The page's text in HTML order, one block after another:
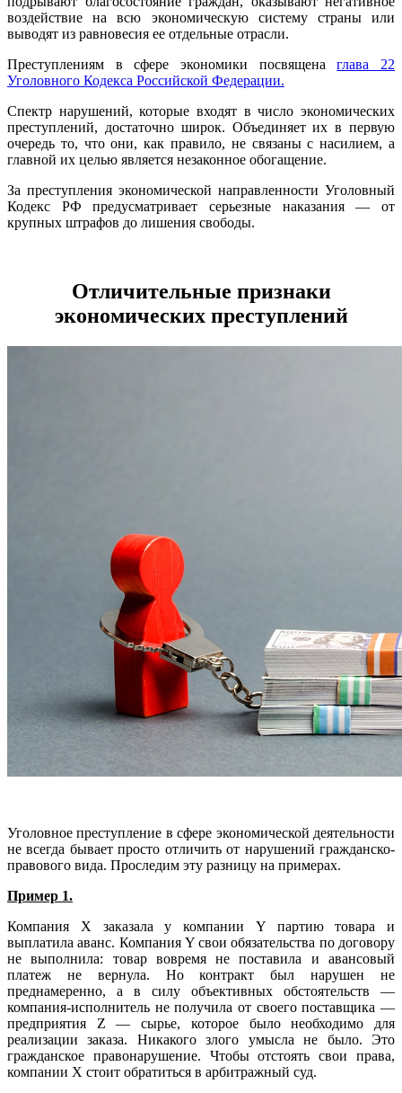
воздействие на всю экономическую систему страны или
выводят из равновесия ее отдельные отрасли.
Преступлениям в сфере экономики посвященаглава 22
Уголовного Кодекса Российской Федерации.
Спектр нарушений, которые входят в число экономических
преступлений, достаточно широк. Объединяет их в первую
очередь то, что они, как правило, не связаны с насилием, а
главной их целью является незаконное обогащение.
За преступления экономической направленности Уголовный
Кодекс РФ предусматривает серьезные наказания — от
крупных штрафов до лишения свободы.
Отличительные признаки
экономических преступлений
Уголовное преступление в сфере экономической деятельности
не всегда бывает просто отличить от нарушений гражданско-
правового вида. Проследим эту разницу на примерах.
Пример 1.
Компания X заказала у компании Y партию товара и
выплатила аванс. Компания Y свои обязательства по договору
не выполнила: товар вовремя не поставила и авансовый
платеж не вернула. Но контракт был нарушен не
преднамеренно, а в силу объективных обстоятельств —
компания-исполнитель не получила от своего поставщика —
предприятия Z — сырье, которое было необходимо для
реализации заказа. Никакого злого умысла не было. Это
гражданское правонарушение. Чтобы отстоять свои права,
компании X стоит обратиться в арбитражный суд.